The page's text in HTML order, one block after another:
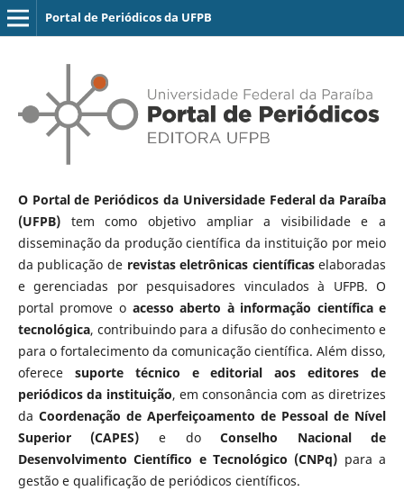
Portal de Periódicos da UFPB
O Portal de Periódicos da Universidade Federal da Paraíba
(UFPB)tem como objetivo ampliar a visibilidade e a
disseminação da produção científica da instituição por meio
da publicação de revistas eletrônicas científicaselaboradas
e gerenciadas por pesquisadores vinculados à UFPB. O
portal promove o acesso aberto à informação científica e
tecnológica, contribuindo para a difusão do conhecimento e
para o fortalecimento da comunicação científica. Além disso,
oferece suporte técnico e editorial aos editores de
periódicos da instituição, em consonância com as diretrizes
da Coordenação de Aperfeiçoamento de Pessoal de Nível
Superior (CAPES) e doConselho Nacional de
Desenvolvimento Científico e Tecnológico (CNPq) para a
gestão e qualificação de periódicos científicos.